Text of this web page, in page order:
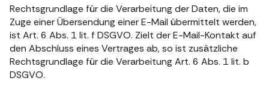
Rechtsgrundlage für die Verarbeitung der Daten, die im
Zuge einer Übersendung einer E-Mail übermittelt werden,
ist Art. 6 Abs. 1 lit. f DSGVO. Zielt der E-Mail-Kontakt auf
den Abschluss eines Vertrages ab, so ist zusätzliche
Rechtsgrundlage für die Verarbeitung Art. 6 Abs. 1 lit. b
DSGVO.